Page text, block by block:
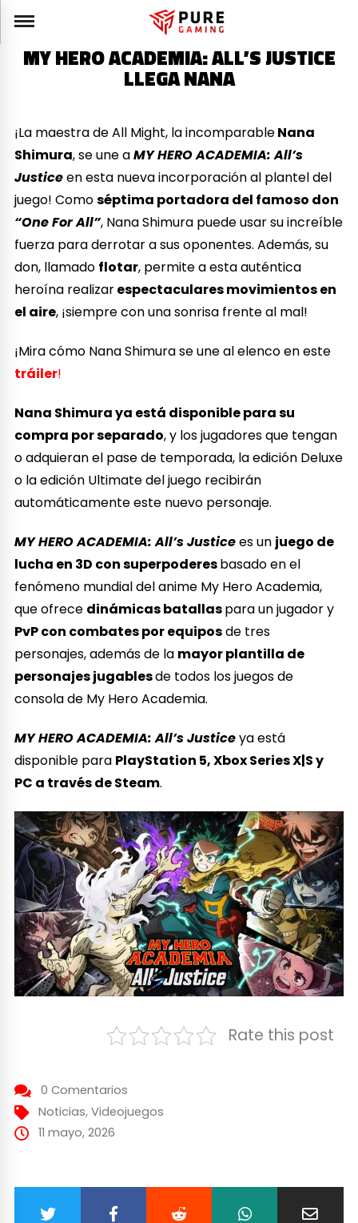
MY HERO ACADEMIA: ALL’S JUSTICE
LLEGA NANA
¡La maestra de All Might, la incomparableNana
Shimura, se une aMY HERO ACADEMIA: All’s
Justiceen esta nueva incorporación al plantel del
juego! Comoséptima portadora del famoso don
“One For All”, Nana Shimura puede usar su increíble
fuerza para derrotar a sus oponentes. Además, su
don, llamado flotar, permite a esta auténtica
heroína realizarespectaculares movimientos en
el aire, ¡siempre con una sonrisa frente al mal!
¡Mira cómo Nana Shimura se une al elenco en este
tráiler!
Nana Shimura ya está disponible para su
compra por separado, y los jugadores que tengan
o adquieran el pase de temporada, la edición Deluxe
o la edición Ultimate del juego recibirán
automáticamente este nuevo personaje.
MY HERO ACADEMIA: All’s Justicees un juego de
lucha en 3D con superpoderesbasado en el
fenómeno mundial del anime My Hero Academia,
que ofrece dinámicas batallaspara un jugador y
PvP con combates por equiposde tres
personajes, además de la mayor plantilla de
personajes jugablesde todos los juegos de
consola de My Hero Academia.
MY HERO ACADEMIA: All’s Justiceya está
disponible para PlayStation 5, Xbox Series X|S y
PC a través de Steam.
Rate this post
0 Comentarios
Noticias, Videojuegos
11 mayo, 2026